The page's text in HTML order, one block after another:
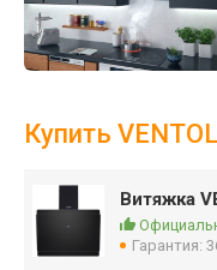
Купить
Витяжка
Гарантия: